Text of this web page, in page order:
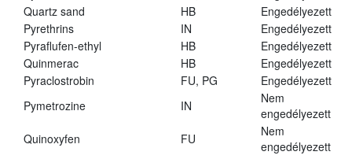
Quartz sand
HB
Engedélyezett
Pyrethrins
IN
Engedélyezett
Pyraflufen-ethyl
HB
Engedélyezett
Quinmerac
HB
Engedélyezett
Pyraclostrobin
FU, PG
Engedélyezett
Pymetrozine
IN
Nem
engedélyezett
Quinoxyfen
FU
Nem
engedélyezett